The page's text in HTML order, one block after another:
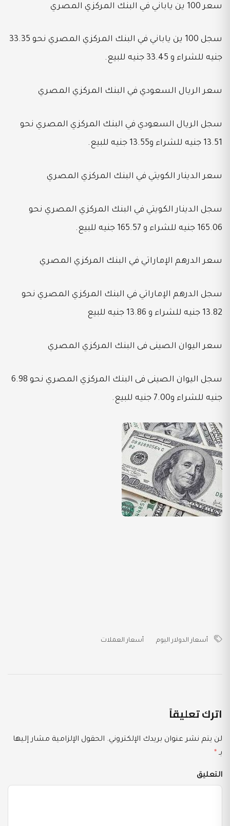
سعر 100 ين ياباني في البنك المركزي المصري
سجل 100 ين ياباني في البنك المركزي المصري نحو 33.35
جنيه للشراء و 33.45 جنيه للبيع.
سعر الريال السعودي في البنك المركزي المصري
سجل الريال السعودي في البنك المركزي المصري نحو
13.51 جنيه للشراء و13.55 جنيه للبيع.
سعر الدينار الكويتي في البنك المركزي المصري
سجل الدينار الكويتي في البنك المركزي المصري نحو
165.06 جنيه للشراء و 165.57 جنيه للبيع.
سعر الدرهم الإماراتي في البنك المركزي المصري
سجل الدرهم الإماراتي في البنك المركزي المصري نحو
13.82 جنيه للشراء و 13.86 جنيه للبيع
سعر اليوان الصينى فى البنك المركزي المصري
سجل اليوان الصينى فى البنك المركزي المصري نحو 6.98
جنيه للشراء و7.00 جنيه للبيع.
أسعار الدولار اليوم أسعار العملات
اترك تعليقاً
لن يتم نشر عنوان بريدك الإلكتروني. الحقول الإلزامية مشار إليها
بـ *
التعليق